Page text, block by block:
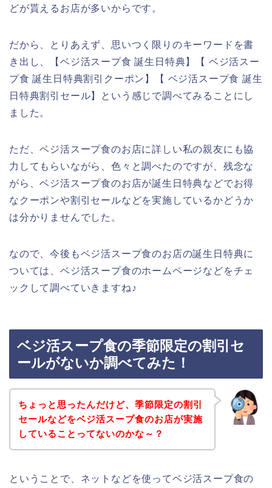
どが貰えるお店が多いからです。
だから、とりあえず、思いつく限りのキーワードを書
き出し、【ベジ活スープ食 誕生日特典】【 ベジ活スー
プ食 誕生日特典割引クーポン】【 ベジ活スープ食 誕生
日特典割引セール】という感じで調べてみることにし
ました。
ただ、ベジ活スープ食のお店に詳しい私の親友にも協
力してもらいながら、色々と調べたのですが、残念な
がら、ベジ活スープ食のお店が誕生日特典などでお得
なクーポンや割引セールなどを実施しているかどうか
は分かりませんでした。
なので、今後もベジ活スープ食のお店の誕生日特典に
ついては、ベジ活スープ食のホームページなどをチェ
ックして調べていきますね♪
ベジ活スープ食の季節限定の割引セ
ールがないか調べてみた！
ちょっと思ったんだけど、季節限定の割引
セールなどをベジ活スープ食のお店が実施
していることってないのかな～？
ということで、ネットなどを使ってベジ活スープ食の